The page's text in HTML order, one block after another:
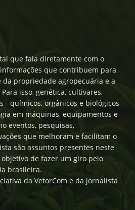
que fala diretamente com o
que contribuem para
propriedade agropecuária e a
isso, genética, cultivares,
- químicos, orgânicos e biológicos -
em máquinas, equipamentos e
eventos, pesquisas,
que melhoram e facilitam o
são assuntos presentes neste
de fazer um giro pelo
brasileira.
da VetorCom e da jornalista